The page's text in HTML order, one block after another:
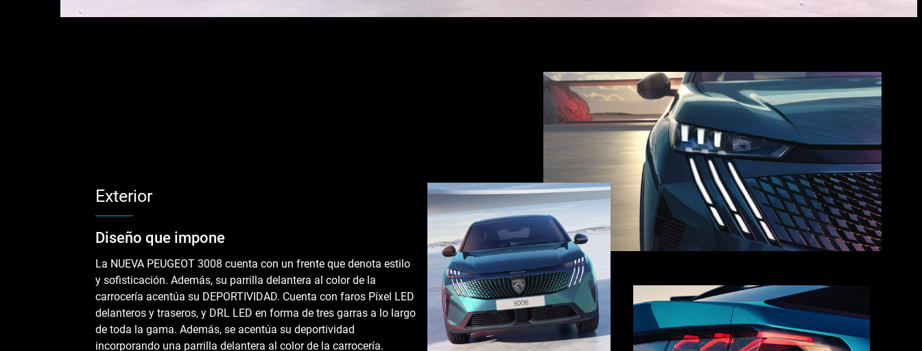
Exterior
Diseño que impone
La NUEVA PEUGEOT 3008 cuenta con un frente que denota estilo
y sofisticación. Además, su parrilla delantera al color de la
carrocería acentúa su DEPORTIVIDAD. Cuenta con faros Píxel LED
delanteros y traseros, y DRL LED en forma de tres garras a lo largo
de toda la gama. Además, se acentúa su deportividad
incorporando una parrilla delantera al color de la carrocería.